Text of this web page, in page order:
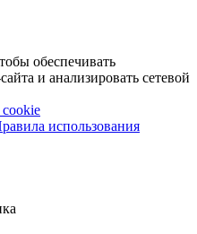
обеспечивать
и анализировать сетевой
использования